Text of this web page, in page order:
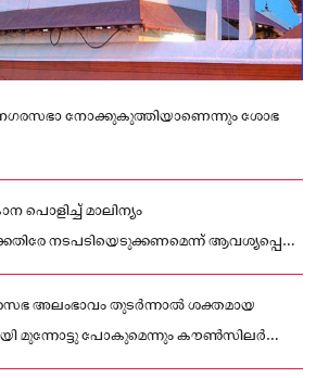
നോക്കുകുത്തിയാണെന്നും ശോഭ
പൊളിച്ച് മാലിന്യം
നടപടിയെടുക്കണമെന്ന് ആവശ്യപ്പെട്ട്
പരാതി നൽകിയിരുന്നു
അലംഭാവം തുടർന്നാൽ ശക്തമായ
മുന്നോട്ടു പോകുമെന്നും കൗൺസിലർ